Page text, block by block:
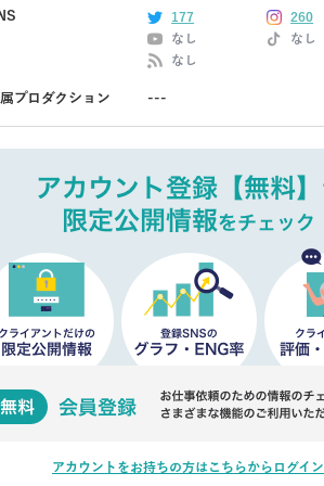
177
260
なし
なし
なし
プロダクション ---
アカウントをお持ちの方はこちらからログイン